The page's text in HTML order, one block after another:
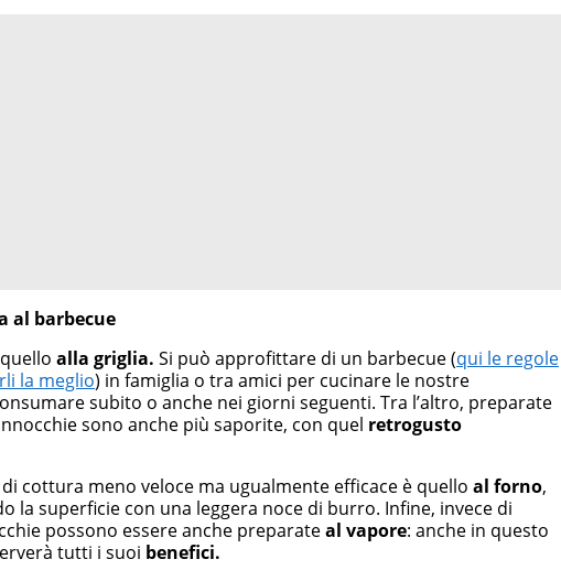
al barbecue
alla griglia. Si può approfittare di un barbecue (qui le regole
la meglio) in famiglia o tra amici per cucinare le nostre
subito o anche nei giorni seguenti. Tra l’altro, preparate
sono anche più saporite, con quel retrogusto
cottura meno veloce ma ugualmente efficace è quello al forno,
la superficie con una leggera noce di burro. Infine, invece di
possono essere anche preparateal vapore: anche in questo
tutti i suoi benefici.